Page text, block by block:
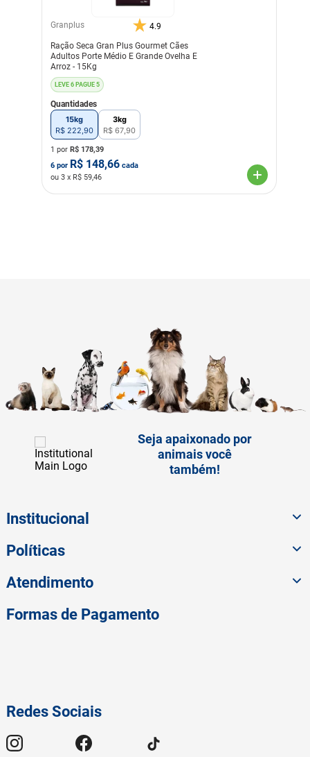
Granplus 4.9
Ração Seca Gran Plus Gourmet Cães
Adultos Porte Médio E Grande Ovelha E
Arroz - 15Kg
LEVE 6 PAGUE 5
Quantidades
15kg
R$ 222,90
3kg
R$ 67,90
1 por R$ 178,39
6 por R$ 148,66 cada
ou 3 x R$ 59,46
Seja apaixonado por
animais você
também!
Institucional
Políticas
Atendimento
Redes Sociais
Formas de Pagamento